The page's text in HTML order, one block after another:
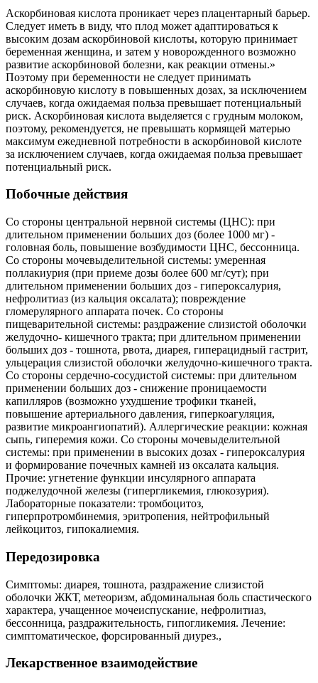
Аскорбиновая кислота проникает через плацентарный барьер.
Следует иметь в виду, что плод может адаптироваться к
высоким дозам аскорбиновой кислоты, которую принимает
беременная женщина, и затем у новорожденного возможно
развитие аскорбиновой болезни, как реакции отмены.»
Поэтому при беременности не следует принимать
аскорбиновую кислоту в повышенных дозах, за исключением
случаев, когда ожидаемая польза превышает потенциальный
риск. Аскорбиновая кислота выделяется с грудным молоком,
поэтому, рекомендуется, не превышать кормящей матерью
максимум ежедневной потребности в аскорбиновой кислоте
за исключением случаев, когда ожидаемая польза превышает
потенциальный риск.
Побочные действия
Со стороны центральной нервной системы (ЦНС): при
длительном применении больших доз (более 1000 мг) -
головная боль, повышение возбудимости ЦНС, бессонница.
Со стороны мочевыделительной системы: умеренная
поллакиурия (при приеме дозы более 600 мг/сут); при
длительном применении больших доз - гипероксалурия,
нефролитиаз (из кальция оксалата); повреждение
гломерулярного аппарата почек. Со стороны
пищеварительной системы: раздражение слизистой оболочки
желудочно- кишечного тракта; при длительном применении
больших доз - тошнота, рвота, диарея, гиперацидный гастрит,
ульцерация слизистой оболочки желудочно-кишечного тракта.
Со стороны сердечно-сосудистой системы: при длительном
применении больших доз - снижение проницаемости
капилляров (возможно ухудшение трофики тканей,
повышение артериального давления, гиперкоагуляция,
развитие микроангиопатий). Аллергические реакции: кожная
сыпь, гиперемия кожи. Со стороны мочевыделителъной
системы: при применении в высоких дозах - гипероксалурия
и формирование почечных камней из оксалата кальция.
Прочие: угнетение функции инсулярного аппарата
поджелудочной железы (гипергликемия, глюкозурия).
Лабораторные показатели: тромбоцитоз,
гиперпротромбинемия, эритропения, нейтрофильный
лейкоцитоз, гипокалиемия.
Передозировка
Симптомы: диарея, тошнота, раздражение слизистой
оболочки ЖКТ, метеоризм, абдоминальная боль спастического
характера, учащенное мочеиспускание, нефролитиаз,
бессонница, раздражительность, гипогликемия. Лечение:
симптоматическое, форсированный диурез.,
Лекарственное взаимодействие